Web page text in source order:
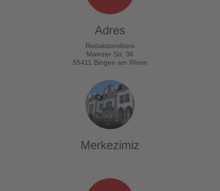
Adres
Redaktionsbüro
Mainzer Str. 36
55411 Bingen am Rhein
Merkezimiz